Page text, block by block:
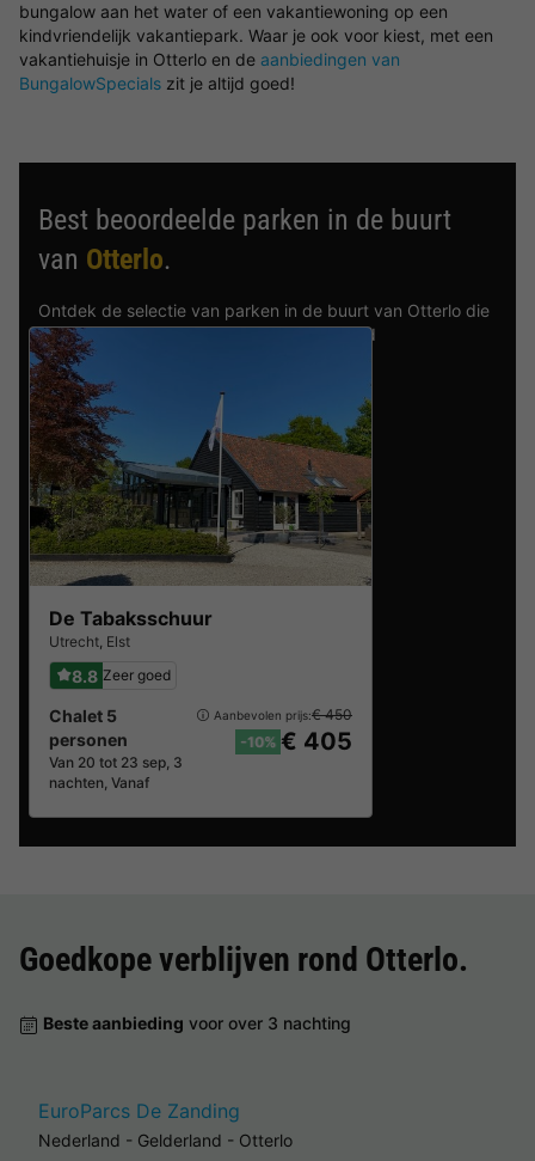
bungalow aan het water of een vakantiewoning op een
kindvriendelijk vakantiepark. Waar je ook voor kiest, met een
vakantiehuisje in Otterlo en de aanbiedingen van
BungalowSpecials zit je altijd goed!
Best beoordeelde parken in de buurt
van Otterlo.
Ontdek de selectie van parken in de buurt van Otterlo die
door onze gasten als beste zijn beoordeeld
De Tabaksschuur
Utrecht, Elst
8.8 Zeer goed
Chalet 5
personen
Van 20 tot 23 sep, 3
nachten, Vanaf
Aanbevolen prijs:€ 450
-10% € 405
Goedkope verblijven rond Otterlo.
Beste aanbieding voor over 3 nachting
EuroParcs De Zanding
Nederland - Gelderland - Otterlo